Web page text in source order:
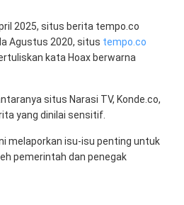
2025, situs berita tempo.co
Agustus 2020, situs tempo.co
kata Hoax berwarna
situs Narasi TV, Konde.co,
yang dinilai sensitif.
melaporkan isu-isu penting untuk
pemerintah dan penegak